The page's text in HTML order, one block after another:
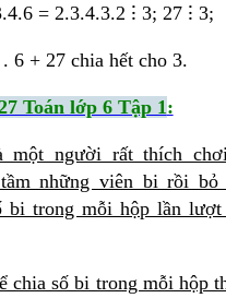
= 2.3.4.3.2 ⁝ 3; 27 ⁝ 3;
6 + 27 chia hết cho 3.
Toán lớp 6 Tập 1:
một người rất thích
những viên bi rồi bỏ
bi trong mỗi hộp lần
chia số bi trong mỗi hộp